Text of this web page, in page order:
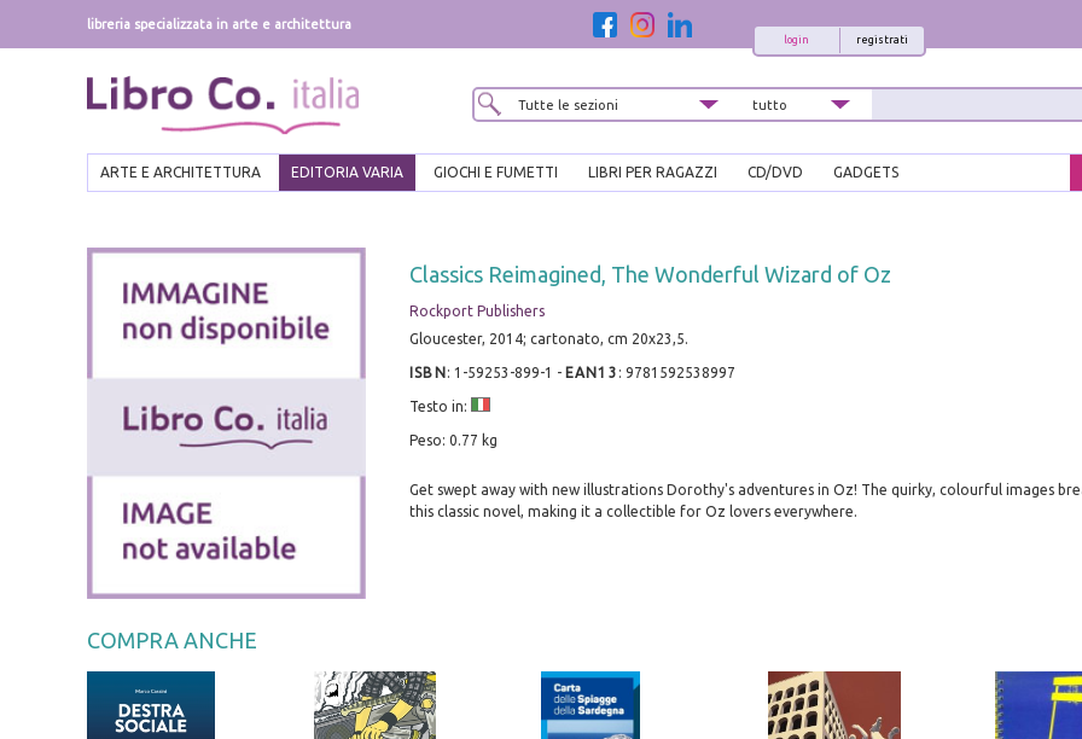
libreria specializzata in arte e architettura
registrati
login
ARTE E ARCHITETTURA EDITORIA VARIA GIOCHI E FUMETTI LIBRI PER RAGAZZI CD/DVD GADGETS
Classics Reimagined, The Wonderful Wizard of Oz
Rockport Publishers
Gloucester, 2014; cartonato, cm 20x23,5.
ISBN : 1-59253-899-1 - EAN13 : 9781592538997
Testo in:
Peso: 0.77 kg
Get swept away with new illustrations Dorothy's adventures in Oz! The quirky, colourful images
this classic novel, making it a collectible for Oz lovers everywhere.
COMPRA ANCHE